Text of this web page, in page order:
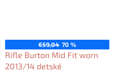
€59,04 70 %
Rifle Burton Mid Fit worn
2013/14 detské